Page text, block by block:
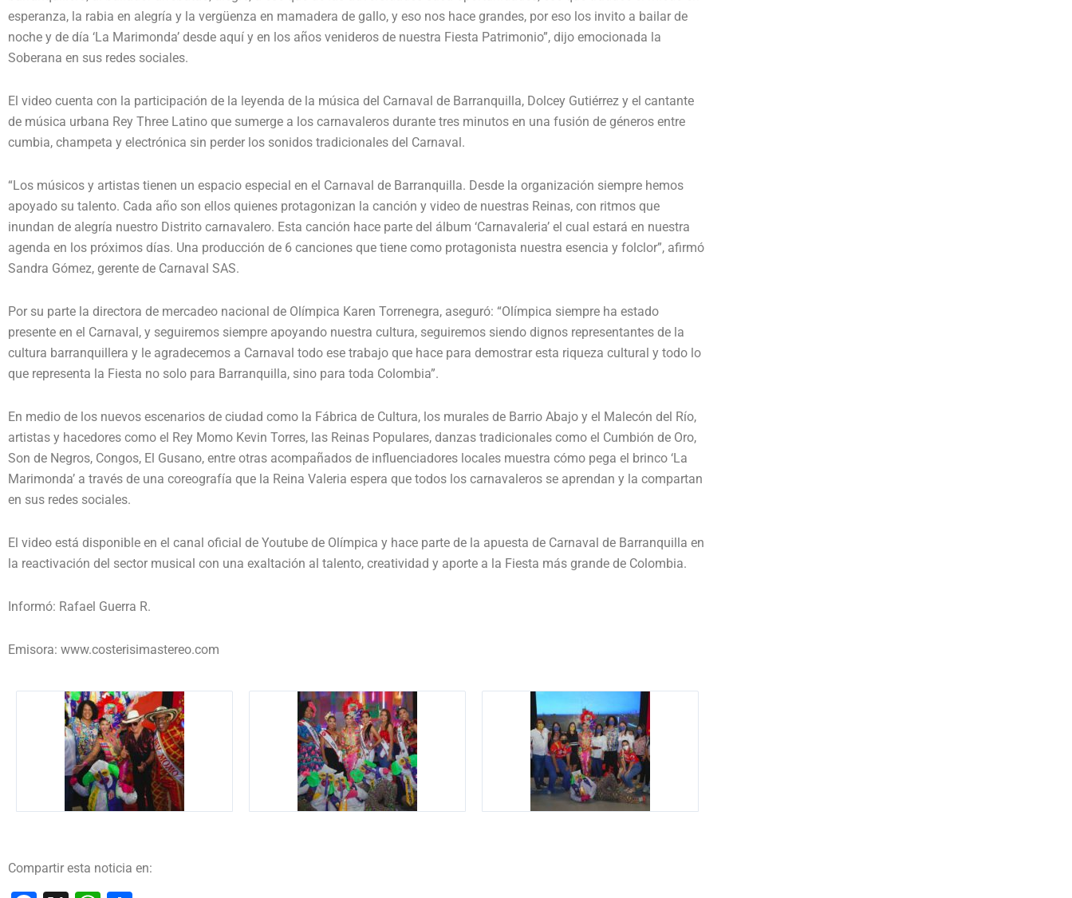
esperanza, la rabia en alegría y la vergüenza en mamadera de gallo, y eso nos hace grandes, por eso los invito a bailar de
noche y de día ‘La Marimonda’ desde aquí y en los años venideros de nuestra Fiesta Patrimonio”, dijo emocionada la
Soberana en sus redes sociales.
El video cuenta con la participación de la leyenda de la música del Carnaval de Barranquilla, Dolcey Gutiérrez y el cantante
de música urbana Rey Three Latino que sumerge a los carnavaleros durante tres minutos en una fusión de géneros entre
cumbia, champeta y electrónica sin perder los sonidos tradicionales del Carnaval.
“Los músicos y artistas tienen un espacio especial en el Carnaval de Barranquilla. Desde la organización siempre hemos
apoyado su talento. Cada año son ellos quienes protagonizan la canción y video de nuestras Reinas, con ritmos que
inundan de alegría nuestro Distrito carnavalero. Esta canción hace parte del álbum ‘Carnavaleria’ el cual estará en nuestra
agenda en los próximos días. Una producción de 6 canciones que tiene como protagonista nuestra esencia y folclor”, afirmó
Sandra Gómez, gerente de Carnaval SAS.
Por su parte la directora de mercadeo nacional de Olímpica Karen Torrenegra, aseguró: “Olímpica siempre ha estado
presente en el Carnaval, y seguiremos siempre apoyando nuestra cultura, seguiremos siendo dignos representantes de la
cultura barranquillera y le agradecemos a Carnaval todo ese trabajo que hace para demostrar esta riqueza cultural y todo lo
que representa la Fiesta no solo para Barranquilla, sino para toda Colombia”.
En medio de los nuevos escenarios de ciudad como la Fábrica de Cultura, los murales de Barrio Abajo y el Malecón del Río,
artistas y hacedores como el Rey Momo Kevin Torres, las Reinas Populares, danzas tradicionales como el Cumbión de Oro,
Son de Negros, Congos, El Gusano, entre otras acompañados de influenciadores locales muestra cómo pega el brinco ‘La
Marimonda’ a través de una coreografía que la Reina Valeria espera que todos los carnavaleros se aprendan y la compartan
en sus redes sociales.
El video está disponible en el canal oficial de Youtube de Olímpica y hace parte de la apuesta de Carnaval de Barranquilla en
la reactivación del sector musical con una exaltación al talento, creatividad y aporte a la Fiesta más grande de Colombia.
Informó: Rafael Guerra R.
Emisora: www.costerisimastereo.com
Compartir esta noticia en: